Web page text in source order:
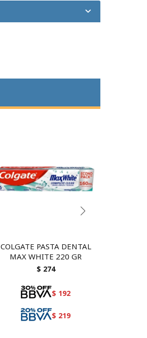
COLGATE PASTA DENTAL
MAX WHITE 220 GR
$ 274
$ 192
$ 219